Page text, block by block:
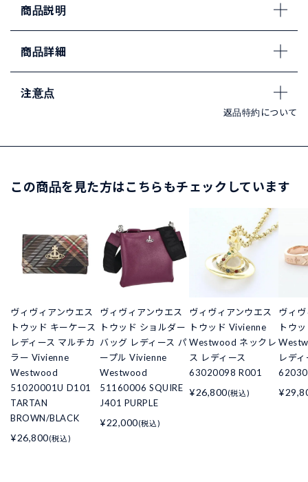
商品説明
商品詳細
注意点
返品特約について
この商品を見た方はこちらもチェックしています
ヴィヴィアンウエス
トウッド キーケース
レディース マルチカ
ラー Vivienne
Westwood
51020001U D101
TARTAN
BROWN/BLACK
¥26,800(税込)
ヴィヴィアンウエス
トウッド ショルダー
バッグ レディース パ
ープル Vivienne
Westwood
51160006 SQUIRE
J401 PURPLE
¥22,000(税込)
ヴィヴィアンウエス
トウッド Vivienne
Westwood ネックレ
ス レディース
63020098 R001
¥26,800(税込)
ヴィ
トウ
レデ